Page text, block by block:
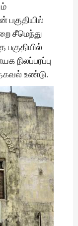
சீமெந்து
நிலப்பரப்பு
உண்டு.